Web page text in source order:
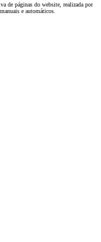
de páginas do website, realizada por
e automáticos.